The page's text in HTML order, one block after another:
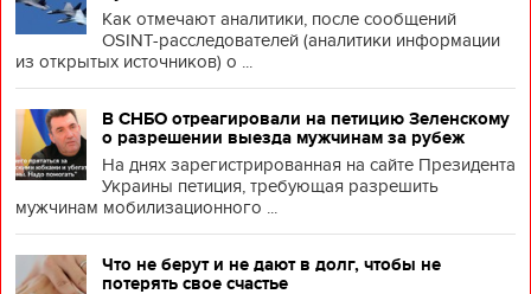
Как отмечают аналитики, после сообщений
OSINT-расследователей (аналитики информации
из открытых источников) о ...
В СНБО отреагировали на петицию Зеленскому
о разрешении выезда мужчинам за рубеж
На днях зарегистрированная на сайте Президента
Украины петиция, требующая разрешить
мужчинам мобилизационного ...
Что не берут и не дают в долг, чтобы не
потерять свое счастье